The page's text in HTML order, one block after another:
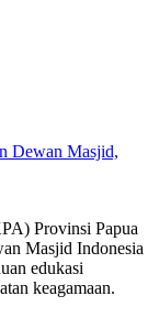
Provinsi Papua
Masjid Indonesia
edukasi
keagamaan.